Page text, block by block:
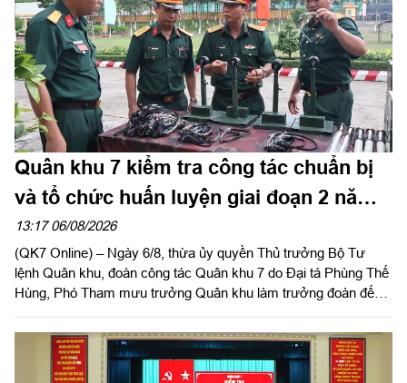
Quân khu 7 kiểm tra công tác chuẩn bị
và tổ chức huấn luyện giai đoạn 2 năm
2026 tại Sư đoàn 309
13:17 06/08/2026
(QK7 Online) – Ngày 6/8, thừa ủy quyền Thủ trưởng Bộ Tư
lệnh Quân khu, đoàn công tác Quân khu 7 do Đại tá Phùng Thế
Hùng, Phó Tham mưu trưởng Quân khu làm trưởng đoàn đến
năm 2026 tại Sư đoàn 309.